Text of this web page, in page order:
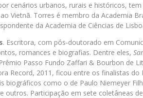
cenários urbanos, rurais e históricos,
Vietnã. Torres é membro da Academia
da Academia de Ciências de
. Escritora, com pós-doutorado em
romances e biografias. Dentre eles,
Passo Fundo Zaffari & Bourbon de
Record, 2011, ficou entre os finalistas
biográficos como o de Paulo Niemeyer
outros. Participação em sete coletâneas